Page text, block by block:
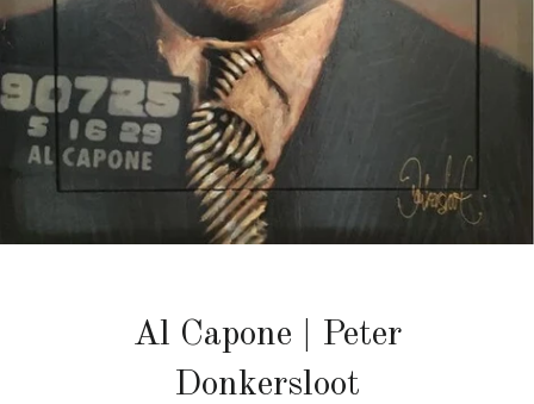
Al Capone | Peter
Donkersloot